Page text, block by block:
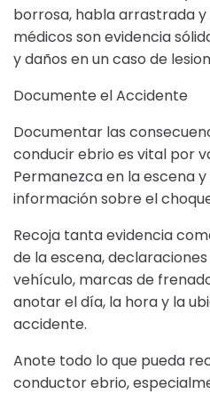
borrosa, habla arrastrada y
médicos son evidencia
y daños en un caso de
Documente el Accidente
Documentar las
conducir ebrio es vital por
Permanezca en la escena
información sobre el
Recoja tanta evidencia
de la escena,
vehículo, marcas de
anotar el día, la hora y la
accidente.
Anote todo lo que pueda
conductor ebrio,